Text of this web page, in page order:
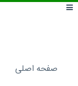
صفحه اصلی